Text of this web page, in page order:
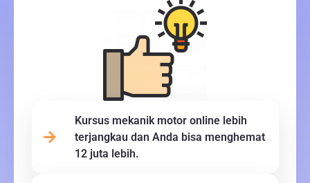
Kursus mekanik motor online lebih
terjangkau dan Anda bisa menghemat
12 juta lebih.